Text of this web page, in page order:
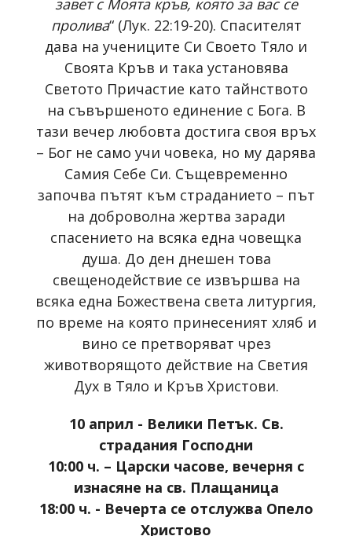
завет с Моята кръв, която за вас се
пролива“ (Лук. 22:19-20). Спасителят
дава на учениците Си Своето Тяло и
Своята Кръв и така установява
Светото Причастие като тайнството
на съвършеното единение с Бога. В
тази вечер любовта достига своя връх
– Бог не само учи човека, но му дарява
Самия Себе Си. Същевременно
започва пътят към страданието – път
на доброволна жертва заради
спасението на всяка една човещка
душа. До ден днешен това
свещенодействие се извършва на
всяка една Божествена света литургия,
по време на която принесеният хляб и
вино се претворяват чрез
животворящото действие на Светия
Дух в Тяло и Кръв Христови.
10 април - Велики Петък. Св.
страдания Господни
10:00 ч. – Царски часове, вечерня с
изнасяне на св. Плащаница
18:00 ч. - Вечерта се отслужва Опело
Христово